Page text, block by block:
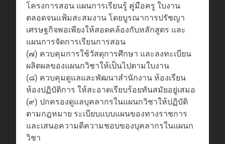
โครงการสอน แผนการเรียนรู้ คู่มือครู ใบงาน
ตลอดจนแฟ้มสะสมงาน โดยบูรณาการปรัชญา
เศรษฐกิจพอเพียงให้สอดคล้องกับหลักสูตร และ
แผนการจัดการเรียนการสอน
(๗) ควบคุมการใช้วัสดุการศึกษา และลงทะเบียน
ผลิตผลของแผนกวิชาให้เป็นไปตามใบงาน
(๘) ควบคุมดูแลและพัฒนาสำนักงาน ห้องเรียน
ห้องปฏิบัติการ ให้สะอาดเรียบร้อยทันสมัยอยู่เสมอ
(๙) ปกครองดูแลบุคลากรในแผนกวิชาให้ปฏิบัติ
ตามกฎหมาย ระเบียบแบบแผนของทางราชการ
และเสนอความดีความชอบของบุคลากรในแผนก
วิชา